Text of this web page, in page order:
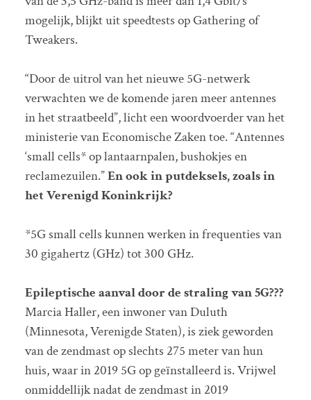
mogelijk, blijkt uit speedtests op Gathering of
Tweakers.
“Door de uitrol van het nieuwe 5G-netwerk
verwachten we de komende jaren meer antennes
in het straatbeeld”, licht een woordvoerder van het
ministerie van Economische Zaken toe. “Antennes
‘small cells* op lantaarnpalen, bushokjes en
reclamezuilen.”En ook in putdeksels, zoals in
het Verenigd Koninkrijk?
*5G small cells kunnen werken in frequenties van
30 gigahertz (GHz) tot 300 GHz.
Epileptische aanval door de straling van 5G???
Marcia Haller, een inwoner van Duluth
(Minnesota, Verenigde Staten), is ziek geworden
van de zendmast op slechts 275 meter van hun
huis, waar in 2019 5G op geïnstalleerd is. Vrijwel
onmiddellijk nadat de zendmast in 2019